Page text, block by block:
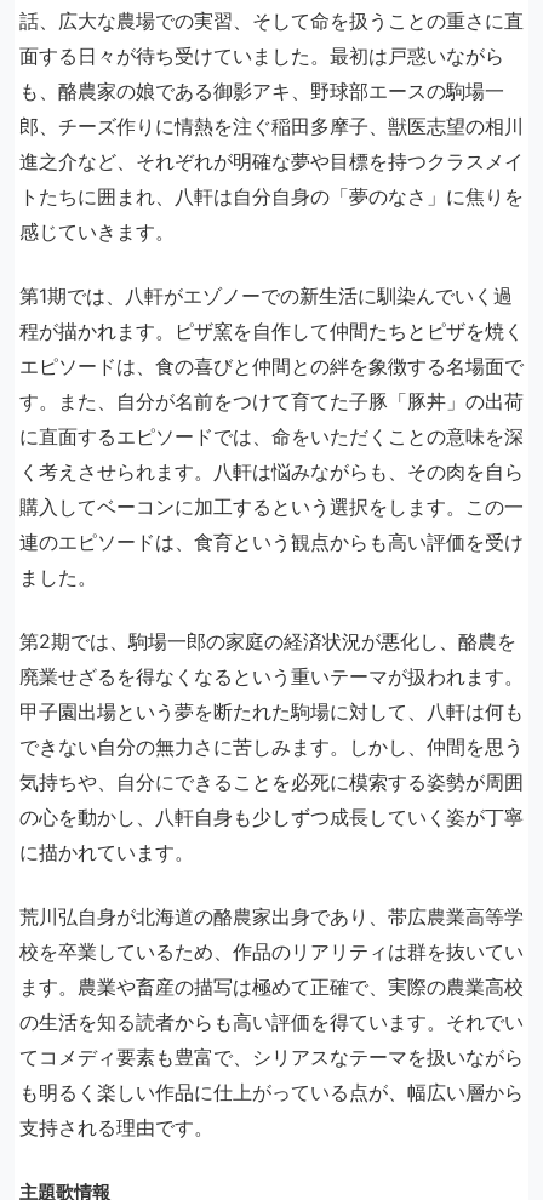
話、広大な農場での実習、そして命を扱うことの重さに直
面する日々が待ち受けていました。最初は戸惑いながら
も、酪農家の娘である御影アキ、野球部エースの駒場一
郎、チーズ作りに情熱を注ぐ稲田多摩子、獣医志望の相川
進之介など、それぞれが明確な夢や目標を持つクラスメイ
トたちに囲まれ、八軒は自分自身の「夢のなさ」に焦りを
感じていきます。
第1期では、八軒がエゾノーでの新生活に馴染んでいく過
程が描かれます。ピザ窯を自作して仲間たちとピザを焼く
エピソードは、食の喜びと仲間との絆を象徴する名場面で
す。また、自分が名前をつけて育てた子豚「豚丼」の出荷
に直面するエピソードでは、命をいただくことの意味を深
く考えさせられます。八軒は悩みながらも、その肉を自ら
購入してベーコンに加工するという選択をします。この一
連のエピソードは、食育という観点からも高い評価を受け
ました。
第2期では、駒場一郎の家庭の経済状況が悪化し、酪農を
廃業せざるを得なくなるという重いテーマが扱われます。
甲子園出場という夢を断たれた駒場に対して、八軒は何も
できない自分の無力さに苦しみます。しかし、仲間を思う
気持ちや、自分にできることを必死に模索する姿勢が周囲
の心を動かし、八軒自身も少しずつ成長していく姿が丁寧
に描かれています。
荒川弘自身が北海道の酪農家出身であり、帯広農業高等学
校を卒業しているため、作品のリアリティは群を抜いてい
ます。農業や畜産の描写は極めて正確で、実際の農業高校
の生活を知る読者からも高い評価を得ています。それでい
てコメディ要素も豊富で、シリアスなテーマを扱いながら
も明るく楽しい作品に仕上がっている点が、幅広い層から
支持される理由です。
主題歌情報